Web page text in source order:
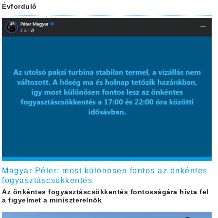
Évforduló
Magyar Péter: most különösen fontos az önkéntes
fogyasztáscsökkentés
Az önkéntes fogyasztáscsökkentés fontosságára hívta fel
a figyelmet a miniszterelnök